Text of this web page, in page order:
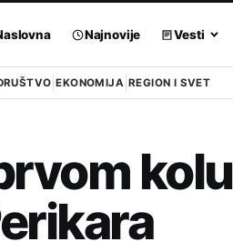
Najnovije Vesti
EKONOMIJA REGION I SVET